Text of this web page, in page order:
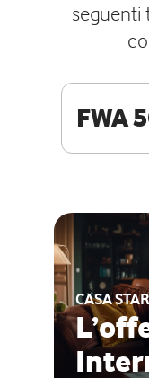
seguenti
FWA
CASA